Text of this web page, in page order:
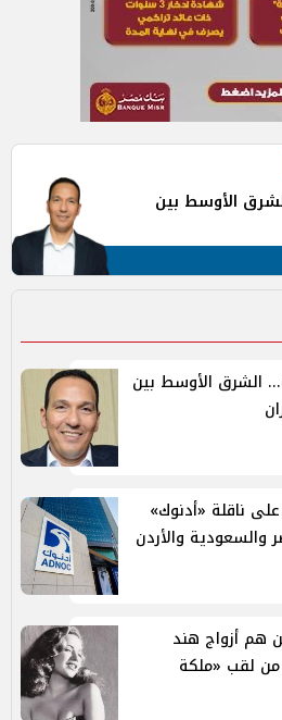
الأوسط بين
الشرق الأوسط بين
ناقلة «أدنوك»
والأردن
هم أزواج هند
لقب «ملكة